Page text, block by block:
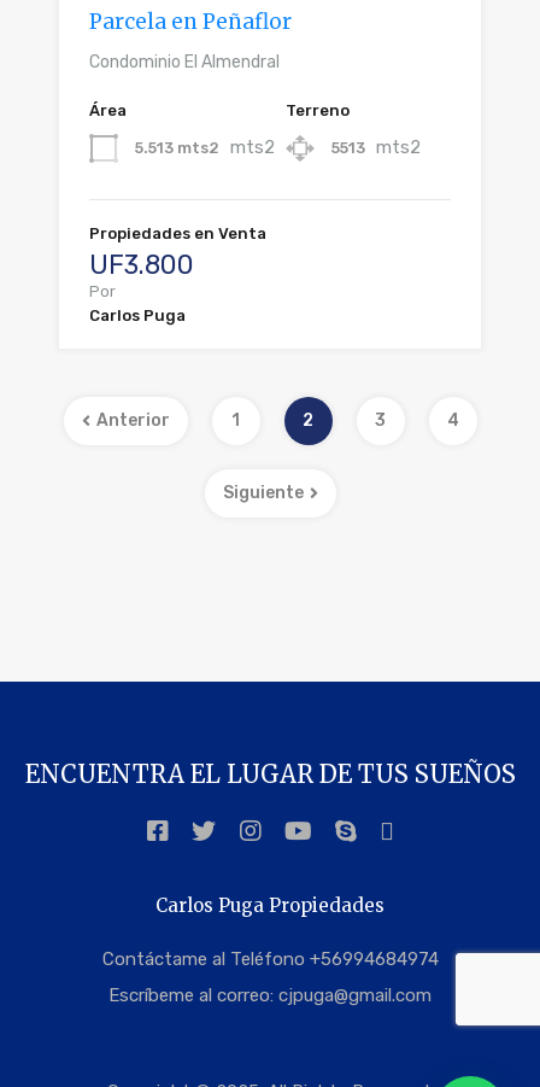
Parcela en Peñaflor
Condominio El Almendral
Área
5.513 mts2 mts2
Terreno
5513 mts2
Propiedades en Venta
UF3.800
Por
Carlos Puga
Anterior 1 2 3 4
Siguiente
ENCUENTRA EL LUGAR DE TUS SUEÑOS
Carlos Puga Propiedades
Contáctame al Teléfono +56994684974
Escríbeme al correo: cjpuga@gmail.com